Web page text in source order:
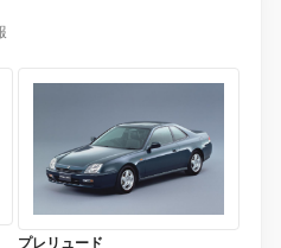
プレリュード